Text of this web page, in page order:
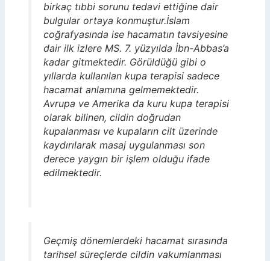
birkaç tıbbi sorunu tedavi ettiğine dair
bulgular ortaya konmuştur.İslam
coğrafyasında ise hacamatın tavsiyesine
dair ilk izlere MS. 7. yüzyılda İbn-Abbas’a
kadar gitmektedir. Görüldüğü gibi o
yıllarda kullanılan kupa terapisi sadece
hacamat anlamına gelmemektedir.
Avrupa ve Amerika da kuru kupa terapisi
olarak bilinen, cildin doğrudan
kupalanması ve kupaların cilt üzerinde
kaydırılarak masaj uygulanması son
derece yaygın bir işlem olduğu ifade
edilmektedir.
Geçmiş dönemlerdeki hacamat sırasında
tarihsel süreçlerde cildin vakumlanması